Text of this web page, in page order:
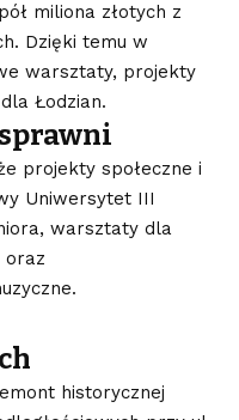
miliona złotych z
Dzięki temu w
warsztaty, projekty
Łodzian.
projekty społeczne i
Uniwersytet III
warsztaty dla
oraz
historycznej